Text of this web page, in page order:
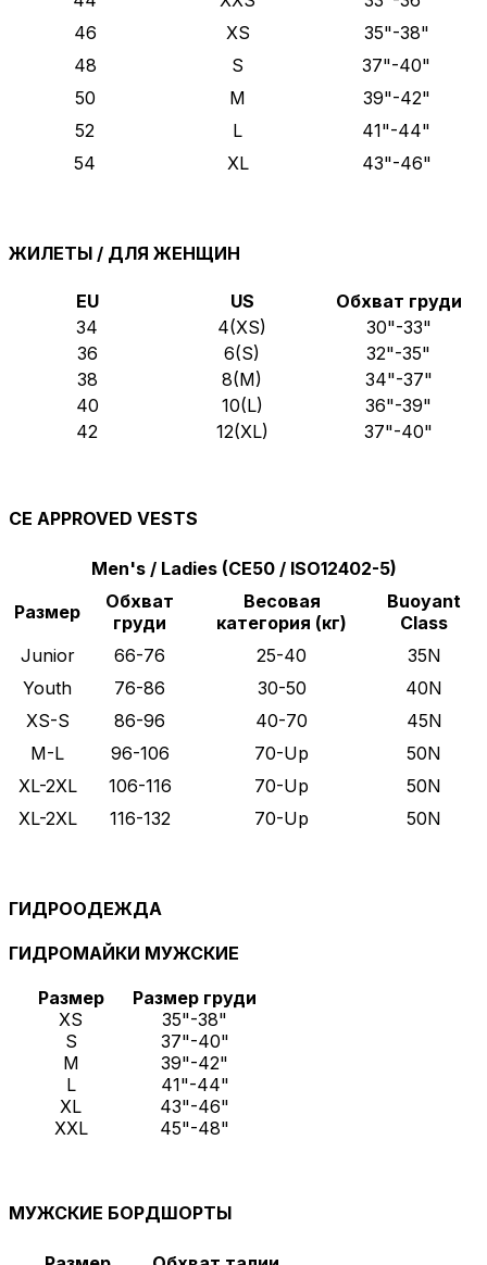
46
XS
35"-38"
48
S
37"-40"
50
M
39"-42"
52
L
41"-44"
54
XL 43"-46"
ЖИЛЕТЫ / ДЛЯ ЖЕНЩИН
EU US
Обхват груди
34
4(XS)
30"-33"
36
6(S)
32"-35"
38
8(M)
34"-37"
40
10(L)
36"-39"
42
12(XL) 37"-40"
CE APPROVED VESTS
Men's / Ladies (CE50 / ISO12402-5)
Размер
Обхват
груди
Весовая
категория (кг)
Buoyant
Class
Junior
66-76 25-40
35N
Youth
76-86 30-50
40N
XS-S
86-96 40-70
45N
M-L
96-106 70-Up
50N
XL-2XL
106-116 70-Up
50N
XL-2XL
116-132 70-Up 50N
ГИДРООДЕЖДА
ГИДРОМАЙКИ МУЖСКИЕ
Размер
Размер груди
XS
35"-38"
S
37"-40"
M
39"-42"
L
41"-44"
XL
43"-46"
XXL
45"-48"
МУЖСКИЕ БОРДШОРТЫ